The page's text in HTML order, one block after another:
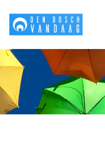
denboschvandaag.nl